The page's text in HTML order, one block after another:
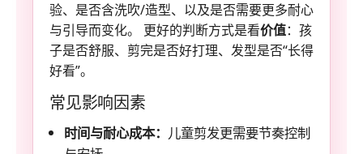
验、是否含洗吹/造型、以及是否需要更多耐心
与引导而变化。 更好的判断方式是看价值：孩
子是否舒服、剪完是否好打理、发型是否“长得
好看”。
常见影响因素
时间与耐心成本： 儿童剪发更需要节奏控制